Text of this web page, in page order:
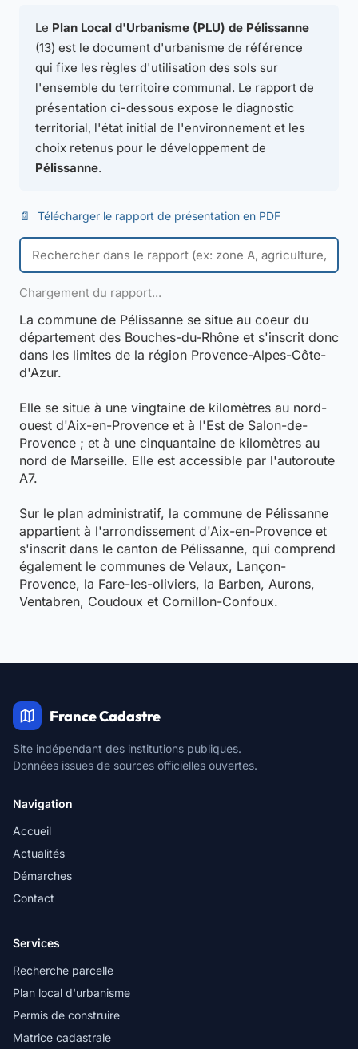
Le Plan Local d'Urbanisme (PLU) de Pélissanne
(13) est le document d'urbanisme de référence
qui fixe les règles d'utilisation des sols sur
l'ensemble du territoire communal. Le rapport de
présentation ci-dessous expose le diagnostic
territorial, l'état initial de l'environnement et les
choix retenus pour le développement de
Pélissanne.
📄 Télécharger le rapport de présentation en PDF
Chargement du rapport...
La commune de Pélissanne se situe au coeur du
département des Bouches-du-Rhône et s'inscrit donc
dans les limites de la région Provence-Alpes-Côte-
d'Azur.
Elle se situe à une vingtaine de kilomètres au nord-
ouest d'Aix-en-Provence et à l'Est de Salon-de-
Provence ; et à une cinquantaine de kilomètres au
nord de Marseille. Elle est accessible par l'autoroute
A7.
Sur le plan administratif, la commune de Pélissanne
appartient à l'arrondissement d'Aix-en-Provence et
s'inscrit dans le canton de Pélissanne, qui comprend
également le communes de Velaux, Lançon-
Provence, la Fare-les-oliviers, la Barben, Aurons,
Ventabren, Coudoux et Cornillon-Confoux.
France Cadastre
Site indépendant des institutions publiques.
Données issues de sources officielles ouvertes.
Navigation
Accueil
Actualités
Démarches
Contact
Services
Recherche parcelle
Plan local d'urbanisme
Permis de construire
Matrice cadastrale